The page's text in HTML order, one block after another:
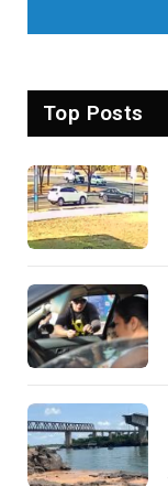
Top Posts